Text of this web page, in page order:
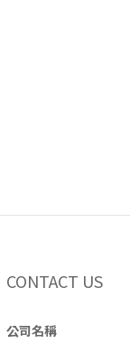
CONTACT US
公司名稱